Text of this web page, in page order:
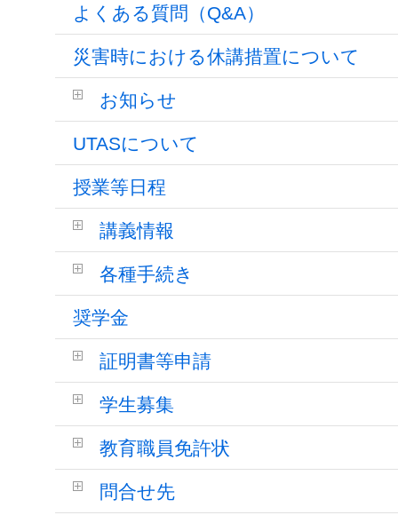
よくある質問（Q&A）
災害時における休講措置について
お知らせ
UTASについて
授業等日程
講義情報
各種手続き
奨学金
証明書等申請
学生募集
教育職員免許状
問合せ先